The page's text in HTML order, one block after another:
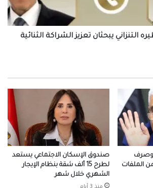
التنزاني يبحثان تعزيز الشراكة الثنائية
وصرف
لنحو 92% من الملفات
صندوق الإسكان الاجتماعي يستعد
لطرح 15 ألف شقة بنظام الإيجار
الشهري خلال شهر